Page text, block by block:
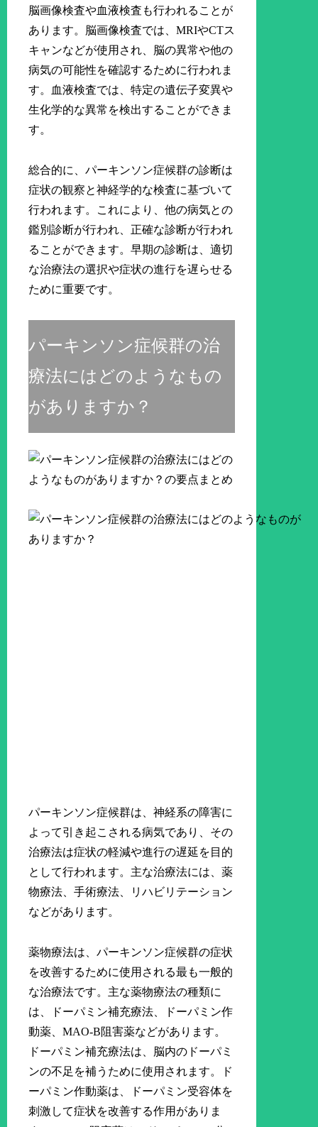
脳画像検査や血液検査も行われることが
あります。脳画像検査では、MRIやCTス
キャンなどが使用され、脳の異常や他の
病気の可能性を確認するために行われま
す。血液検査では、特定の遺伝子変異や
生化学的な異常を検出することができま
す。
総合的に、パーキンソン症候群の診断は
症状の観察と神経学的な検査に基づいて
行われます。これにより、他の病気との
鑑別診断が行われ、正確な診断が行われ
ることができます。早期の診断は、適切
な治療法の選択や症状の進行を遅らせる
ために重要です。
パーキンソン症候群の治
療法にはどのようなもの
がありますか？
パーキンソン症候群は、神経系の障害に
よって引き起こされる病気であり、その
治療法は症状の軽減や進行の遅延を目的
として行われます。主な治療法には、薬
物療法、手術療法、リハビリテーション
などがあります。
薬物療法は、パーキンソン症候群の症状
を改善するために使用される最も一般的
な治療法です。主な薬物療法の種類に
は、ドーパミン補充療法、ドーパミン作
動薬、MAO-B阻害薬などがあります。
ドーパミン補充療法は、脳内のドーパミ
ンの不足を補うために使用されます。ド
ーパミン作動薬は、ドーパミン受容体を
刺激して症状を改善する作用がありま